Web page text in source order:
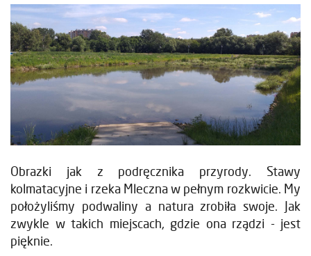
Obrazki jak z podręcznika przyrody. Stawy
kolmatacyjne i rzeka Mleczna w pełnym rozkwicie. My
położyliśmy podwaliny a natura zrobiła swoje. Jak
zwykle w takich miejscach, gdzie ona rządzi - jest
pięknie.